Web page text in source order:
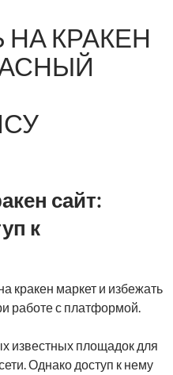
НА КРАКЕН
сайт:
к
кракен маркет и избежать
работе с платформой.
известных площадок для
Однако доступ к нему